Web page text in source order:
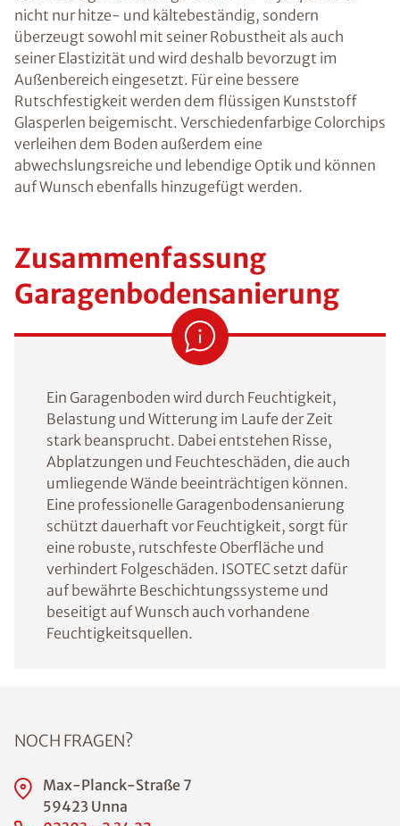
nicht nur hitze- und kältebeständig, sondern
überzeugt sowohl mit seiner Robustheit als auch
seiner Elastizität und wird deshalb bevorzugt im
Außenbereich eingesetzt. Für eine bessere
Rutschfestigkeit werden dem flüssigen Kunststoff
Glasperlen beigemischt. Verschiedenfarbige Colorchips
verleihen dem Boden außerdem eine
abwechslungsreiche und lebendige Optik und können
auf Wunsch ebenfalls hinzugefügt werden.
Zusammenfassung
Garagenbodensanierung
Ein Garagenboden wird durch Feuchtigkeit,
Belastung und Witterung im Laufe der Zeit
stark beansprucht. Dabei entstehen Risse,
Abplatzungen und Feuchteschäden, die auch
umliegende Wände beeinträchtigen können.
Eine professionelle Garagenbodensanierung
schützt dauerhaft vor Feuchtigkeit, sorgt für
eine robuste, rutschfeste Oberfläche und
verhindert Folgeschäden. ISOTEC setzt dafür
auf bewährte Beschichtungssysteme und
beseitigt auf Wunsch auch vorhandene
Feuchtigkeitsquellen.
NOCH FRAGEN?
Max-Planck-Straße 7
59423 Unna